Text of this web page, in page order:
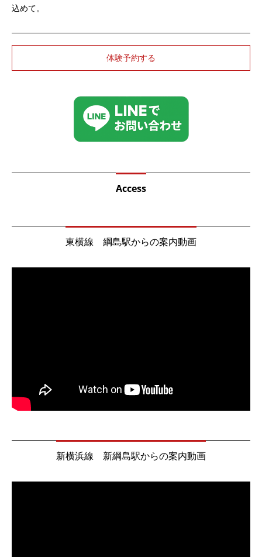
込めて。
体験予約する
Access
東横線 綱島駅からの案内動画
新横浜線 新綱島駅からの案内動画